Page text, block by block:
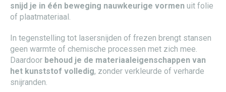
snijd je in één beweging nauwkeurige vormen uit folie
of plaatmateriaal.
In tegenstelling tot lasersnijden of frezen brengt stansen
geen warmte of chemische processen met zich mee.
Daardoor behoud je de materiaaleigenschappen van
het kunststof volledig, zonder verkleurde of verharde
snijranden.